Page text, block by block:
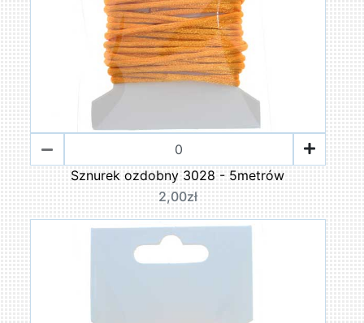
Sznurek ozdobny 3028 - 5metrów
2,00zł